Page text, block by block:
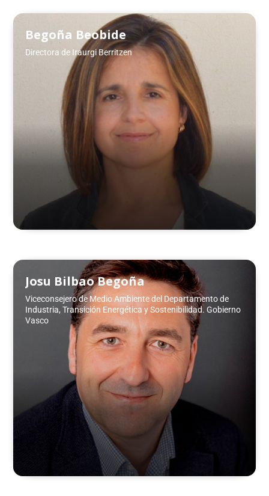
Begoña Beobide
Directora de Iraurgi Berritzen
Josu Bilbao Begoña
Viceconsejero de Medio Ambiente del Departamento de
Industria, Transición Energética y Sostenibilidad. Gobierno
Vasco